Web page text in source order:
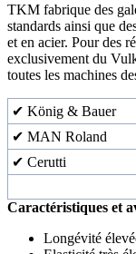
TKM fabrique des
standards ainsi que
et en acier. Pour des
exclusivement du
toutes les machines
✔ König & Bauer
✔ MAN Roland
✔ Cerutti
Caractéristiques et
Longévité